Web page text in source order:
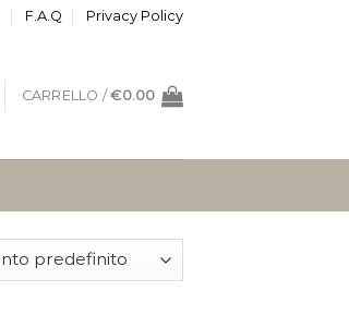
F.A.Q Privacy Policy
CARRELLO /€0.00